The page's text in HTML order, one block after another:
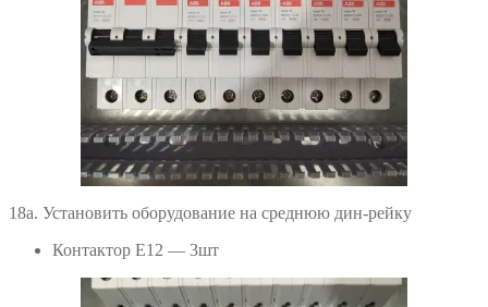
18а. Установить оборудование на среднюю дин-рейку
Контактор Е12 — 3шт